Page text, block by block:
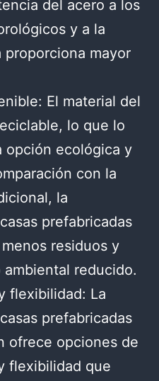
del acero a los
y a la
proporciona mayor
El material del
lo que lo
opción ecológica y
con la
la
prefabricadas
residuos y
reducido.
flexibilidad: La
prefabricadas
ofrece opciones de
flexibilidad que